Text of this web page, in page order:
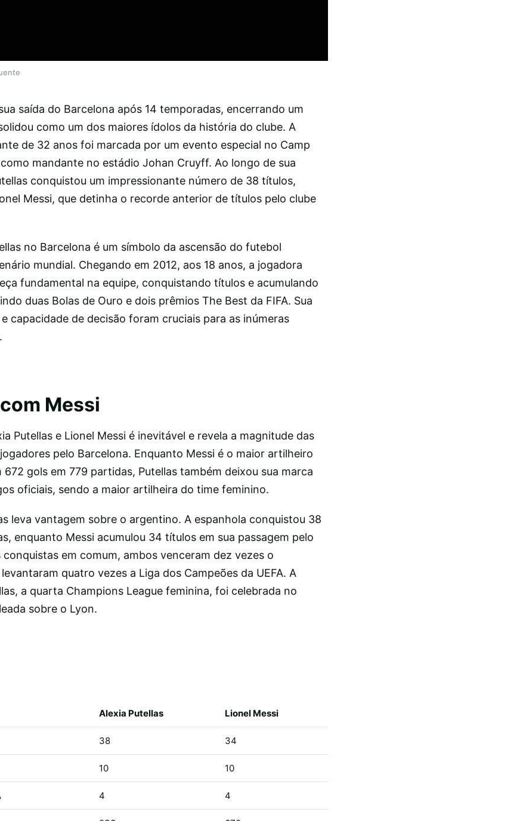
saída do Barcelona após 14 temporadas, encerrando um
como um dos maiores ídolos da história do clube. A
de 32 anos foi marcada por um evento especial no Camp
mandante no estádio Johan Cruyff. Ao longo de sua
conquistou um impressionante número de 38 títulos,
Messi, que detinha o recorde anterior de títulos pelo clube
no Barcelona é um símbolo da ascensão do futebol
mundial. Chegando em 2012, aos 18 anos, a jogadora
fundamental na equipe, conquistando títulos e acumulando
duas Bolas de Ouro e dois prêmios The Best da FIFA. Sua
capacidade de decisão foram cruciais para as inúmeras
Messi
Putellas e Lionel Messi é inevitável e revela a magnitude das
pelo Barcelona. Enquanto Messi é o maior artilheiro
gols em 779 partidas, Putellas também deixou sua marca
oficiais, sendo a maior artilheira do time feminino.
leva vantagem sobre o argentino. A espanhola conquistou 38
enquanto Messi acumulou 34 títulos em sua passagem pelo
em comum, ambos venceram dez vezes o
quatro vezes a Liga dos Campeões da UEFA. A
a quarta Champions League feminina, foi celebrada no
sobre o Lyon.
Alexia Putellas Lionel Messi
38 34
10 10
4 4